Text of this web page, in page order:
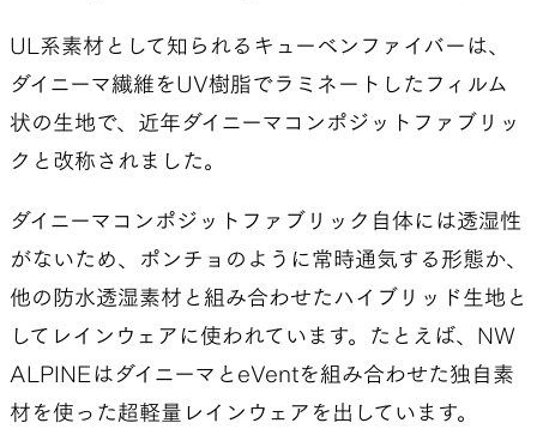
UL系素材として知られるキューベンファイバーは、
ダイニーマ繊維をUV樹脂でラミネートしたフィルム
状の生地で、近年ダイニーマコンポジットファブリッ
クと改称されました。
ダイニーマコンポジットファブリック自体には透湿性
がないため、ポンチョのように常時通気する形態か、
他の防水透湿素材と組み合わせたハイブリッド生地と
してレインウェアに使われています。たとえば、NW
ALPINEはダイニーマとeVentを組み合わせた独自素
材を使った超軽量レインウェアを出しています。